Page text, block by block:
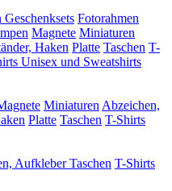
Geschenksets Fotorahmen
Magnete Miniaturen
Haken Platte Taschen T-
Unisex und Sweatshirts
Miniaturen Abzeichen,
Platte Taschen T-Shirts
AufkleberTaschen T-Shirts